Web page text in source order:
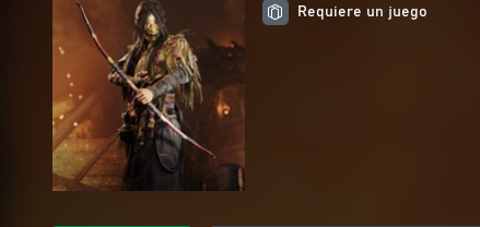
Requiere un juego